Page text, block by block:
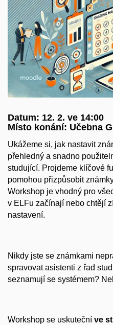
Datum: 12. 2. ve 14:00
Místo konání: Učebna
Ukážeme si, jak nastavit
přehledný a snadno
studující. Projdeme klíčové
pomohou přizpůsobit
Workshop je vhodný pro
v ELFu začínají nebo chtějí
nastavení.
Nikdy jste se známkami
spravovat asistenti z řad
seznamují se systémem?
Workshop se uskuteční ve